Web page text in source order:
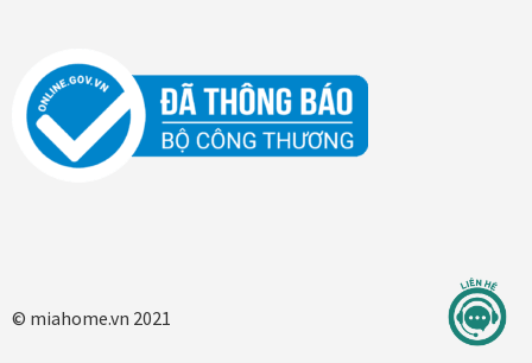
Sản phẩm mới
Tài khoản
© miahome.vn 2021